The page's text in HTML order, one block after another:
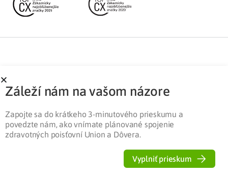
Partnerská zóna Ochrana osobných údajov
Záleží nám na vašom názore
Zapojte sa do krátkeho 3-minutového prieskumu a
povedzte nám, ako vnímate plánované spojenie
zdravotných poisťovní Union a Dôvera.
Vyplniť prieskum